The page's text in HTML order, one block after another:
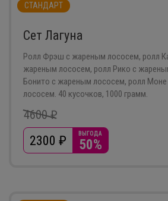
СТАНДАРТ
Сет Лагуна
Ролл Фрэш с жареным лососем, ролл
жареным лососем, ролл Рико с
Бонито с жареным лососем, ролл
лососем. 40 кусочков, 1000 грамм.
4600 ₽
2300 ₽ ВЫГОДА
50%